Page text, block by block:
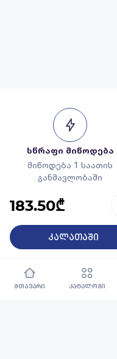
183.50₾
კალათაში
სწრაფი მიწოდება
მიწოდება 1 საათის
განმავლობაში
გარანტირებული
ხარისხი
პროდუქცია
მთავარი კატალოგი